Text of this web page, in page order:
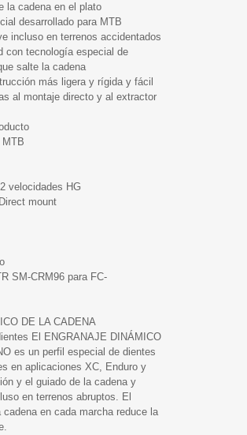
la cadena en el plato
desarrollado para MTB
incluso en terrenos accidentados
con tecnología especial de
salte la cadena
más ligera y rígida y fácil
al montaje directo y al extractor
velocidades HG
mount
SM-CRM96 para FC-
DE LA CADENA
El ENGRANAJE DINÁMICO
es un perfil especial de dientes
en aplicaciones XC, Enduro y
y el guiado de la cadena y
en terrenos abruptos. El
cadena en cada marcha reduce la